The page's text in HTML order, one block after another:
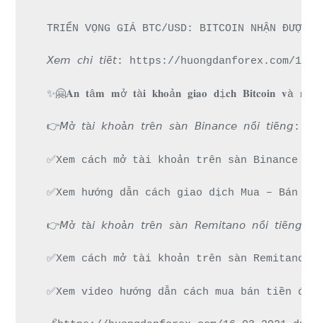
TRIỂN VỌNG GIÁ BTC/USD: BITCOIN
𝘟𝘦𝘮 𝘤𝘩𝘪 𝘵𝘪ế𝘵: https://
✨🤗𝐀𝐧 𝐭â𝐦 𝐦ở 𝐭à𝐢 𝐤𝐡𝐨ả𝐧 𝐠𝐢𝐚𝐨 𝐝ị𝐜𝐡 𝐁𝐢𝐭𝐜𝐨𝐢𝐧 𝐯à
👉𝘔ở 𝘵à𝘪 𝘬𝘩𝘰ả𝘯 𝘵𝘳ê𝘯 𝘴à𝘯 𝘉𝘪𝘯𝘢𝘯𝘤𝘦 𝘯ổ𝘪
✅Xem cách mở tài khoản trên sàn Binance
✅Xem hướng dẫn cách giao dịch Mua –
👉𝘔ở 𝘵à𝘪 𝘬𝘩𝘰ả𝘯 𝘵𝘳ê𝘯 𝘴à𝘯 𝘙𝘦𝘮𝘪𝘵𝘢𝘯𝘰 𝘯ổ𝘪
✅Xem cách mở tài khoản trên sàn
✅Xem video hướng dẫn cách mua bán tiền